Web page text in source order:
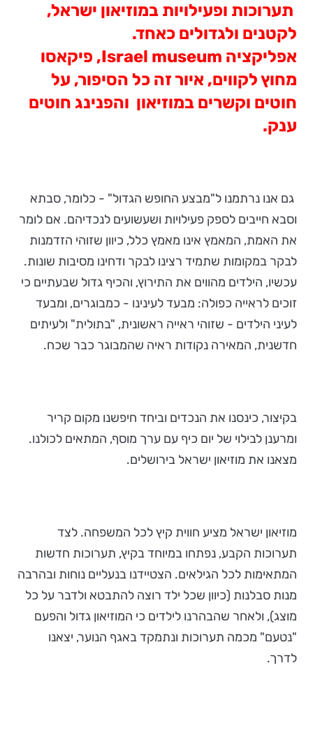
תערוכות ופעילויות במוזיאון ישראל,
לקטנים ולגדולים כאחד.
אפליקציה Israel museum, פיקאסו
מחוץ לקווים, איור זה כל הסיפור, על
חוטים וקשרים במוזיאון והפנינג חוטים
ענק.
גם אנו נרתמנו ל"מבצע החופש הגדול" - כלומר, סבתא
וסבא חייבים לספק פעילויות ושעשועים לנכדיהם. אם לומר
את האמת, המאמץ אינו מאמץ כלל, כיוון שזוהי הזדמנות
לבקר במקומות שתמיד רצינו לבקר ודחינו מסיבות שונות.
עכשיו, הילדים מהווים את התירוץ, והכיף גדול שבעתיים כי
זוכים לראייה כפולה: מבעד לעינינו - כמבוגרים, ומבעד
לעיני הילדים - שזוהי ראייה ראשונית, "בתולית" ולעיתים
חדשנית, המאירה נקודות ראיה שהמבוגר כבר שכח.
בקיצור, כינסנו את הנכדים וביחד חיפשנו מקום קריר
ומרענן לבילוי של יום כיף עם ערך מוסף, המתאים לכולנו.
מצאנו את מוזיאון ישראל בירושלים.
מוזיאון ישראל מציע חווית קיץ לכל המשפחה. לצד
תערוכות הקבע, נפתחו במיוחד בקיץ, תערוכות חדשות
המתאימות לכל הגילאים. הצטיידנו בנעליים נוחות ובהרבה
מנות סבלנות (כיוון שכל ילד רוצה להתבטא ולדבר על כל
מוצג), ולאחר שהבהרנו לילדים כי המוזיאון גדול והפעם
"נטעם" מכמה תערוכות ונתמקד באגף הנוער, יצאנו
לדרך.